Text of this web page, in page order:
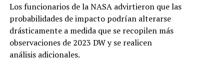
Los funcionarios de la NASA advirtieron que las
probabilidades de impacto podrían alterarse
drásticamente a medida que se recopilen más
observaciones de 2023 DW y se realicen
análisis adicionales.